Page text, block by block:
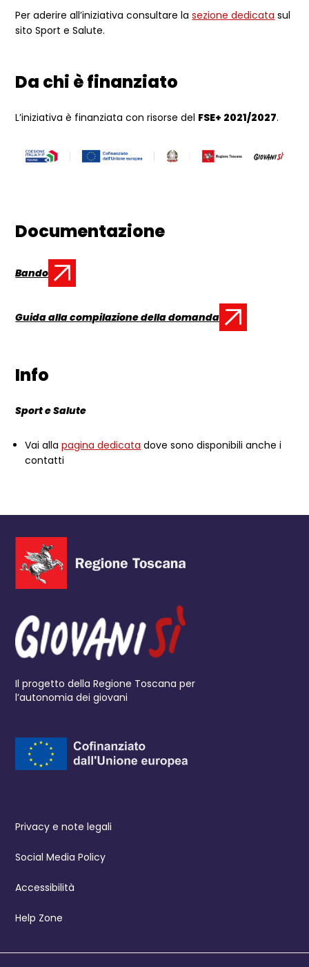
Per aderire all’iniziativa consultare lasezione dedicata sul
sito Sport e Salute.
Da chi è finanziato
L’iniziativa è finanziata con risorse del FSE+ 2021/2027.
Documentazione
Documento:
Bando
Documento:
Guida alla compilazione della domanda
Info
Sport e Salute
Vai alla pagina dedicata dove sono disponibili anche i
contatti
Il progetto della Regione Toscana per
l’autonomia dei giovani
Privacy e note legali
Social Media Policy
Accessibilità
Help Zone